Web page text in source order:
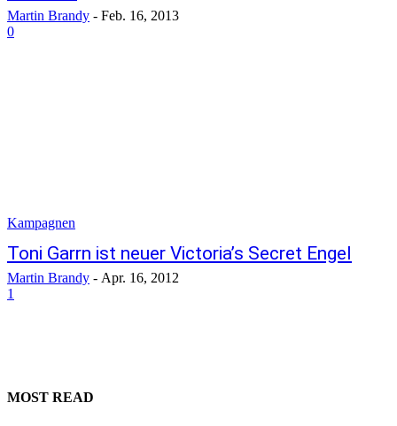
Martin Brandy - Feb. 16, 2013
0
Kampagnen
Toni Garrn ist neuer Victoria’s Secret Engel
Martin Brandy - Apr. 16, 2012
1
MOST READ